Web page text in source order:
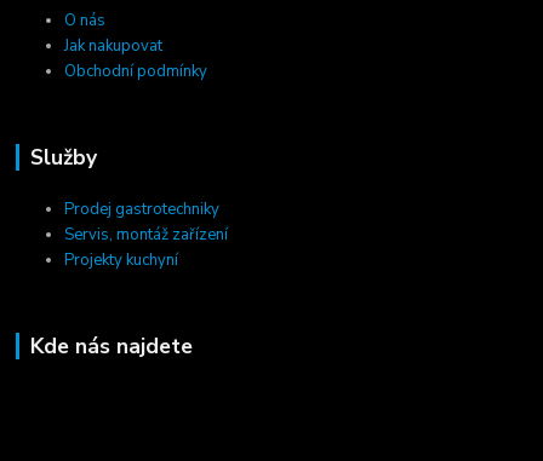
O nás
Jak nakupovat
Obchodní podmínky
Služby
Prodej gastrotechniky
Servis, montáž zařízení
Projekty kuchyní
Kde nás najdete